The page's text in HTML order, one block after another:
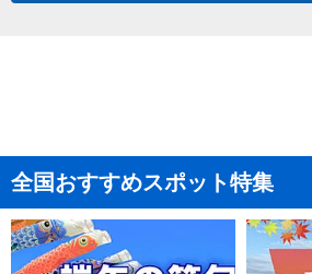
全国おすすめスポット特集